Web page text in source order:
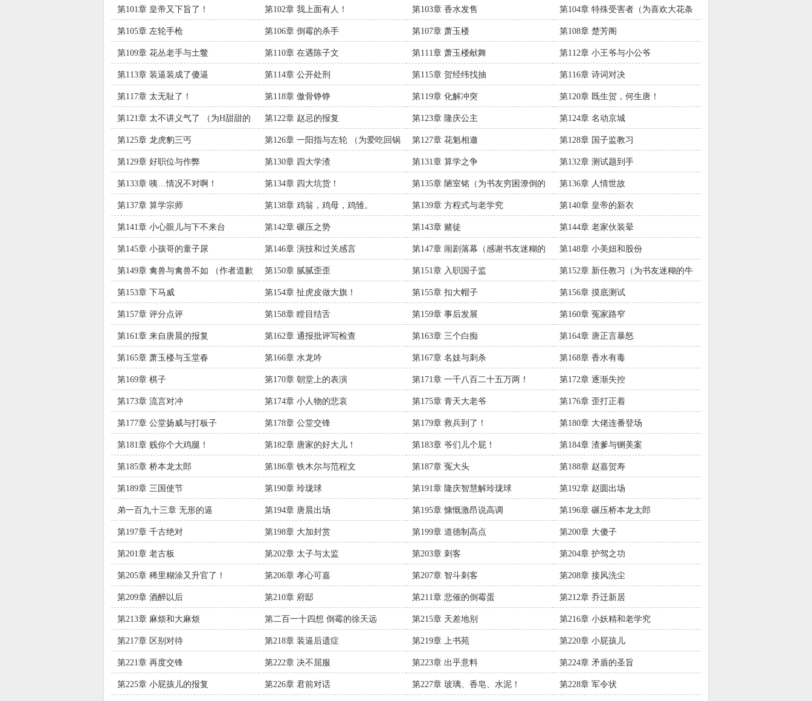
第101章 皇帝又下旨了！ 第102章 我上面有人！ 第103章 香水发售
第104章 特殊受害者（为喜欢大花条
的祖天坤加更）
第105章 左轮手枪 第106章 倒霉的杀手 第107章 萧玉楼 第108章 楚芳阁
第109章 花丛老手与土鳖 第110章 在遇陈子文 第111章 萧玉楼献舞 第112章 小王爷与小公爷
第113章 装逼装成了傻逼 第114章 公开处刑 第115章 贺经纬找抽 第116章 诗词对决
第117章 太无耻了！ 第118章 傲骨铮铮 第119章 化解冲突 第120章 既生贺，何生唐！
第121章 太不讲义气了 （为H甜甜的
爱H加更）
第122章 赵忌的报复 第123章 隆庆公主 第124章 名动京城
第125章 龙虎豹三丐
第126章 一阳指与左轮 （为爱吃回锅
肉片的齐海庆加更）
第127章 花魁相邀 第128章 国子监教习
第129章 好职位与作弊 第130章 四大学渣 第131章 算学之争 第132章 测试题到手
第133章 咦…情况不对啊！ 第134章 四大坑货！
第135章 陋室铭（为书友穷困潦倒的
自由加更）
第136章 人情世故
第137章 算学宗师 第138章 鸡翁，鸡母，鸡雏。 第139章 方程式与老学究 第140章 皇帝的新衣
第141章 小心眼儿与下不来台 第142章 碾压之势 第143章 赌徒 第144章 老家伙装晕
第145章 小孩哥的童子尿 第146章 演技和过关感言
第147章 闹剧落幕（感谢书友迷糊的
牛头，送的催更符！）
第148章 小美妞和股份
第149章 禽兽与禽兽不如 （作者道歉
了！）
第150章 腻腻歪歪 第151章 入职国子监
第152章 新任教习（为书友迷糊的牛
头加更！）
第153章 下马威 第154章 扯虎皮做大旗！ 第155章 扣大帽子 第156章 摸底测试
第157章 评分点评 第158章 瞠目结舌 第159章 事后发展 第160章 冤家路窄
第161章 来自唐晨的报复 第162章 通报批评写检查 第163章 三个白痴 第164章 唐正言暴怒
第165章 萧玉楼与玉堂春 第166章 水龙吟 第167章 名妓与刺杀 第168章 香水有毒
第169章 棋子 第170章 朝堂上的表演 第171章 一千八百二十五万两！ 第172章 逐渐失控
第173章 流言对冲 第174章 小人物的悲哀 第175章 青天大老爷 第176章 歪打正着
第177章 公堂扬威与打板子 第178章 公堂交锋 第179章 救兵到了！ 第180章 大佬连番登场
第181章 贱你个大鸡腿！ 第182章 唐家的好大儿！ 第183章 爷们儿个屁！ 第184章 渣爹与铡美案
第185章 桥本龙太郎 第186章 铁木尔与范程文 第187章 冤大头 第188章 赵嘉贺寿
第189章 三国使节 第190章 玲珑球 第191章 隆庆智慧解玲珑球 第192章 赵圆出场
弟一百九十三章 无形的逼 第194章 唐晨出场 第195章 慷慨激昂说高调 第196章 碾压桥本龙太郎
第197章 千古绝对 第198章 大加封赏 第199章 道德制高点 第200章 大傻子
第201章 老古板 第202章 太子与太监 第203章 刺客 第204章 护驾之功
第205章 稀里糊涂又升官了！ 第206章 孝心可嘉 第207章 智斗刺客 第208章 接风洗尘
第209章 酒醉以后 第210章 府邸 第211章 悲催的倒霉蛋 第212章 乔迁新居
第213章 麻烦和大麻烦 第二百一十四想 倒霉的徐天远 第215章 天差地别 第216章 小妖精和老学究
第217章 区别对待 第218章 装逼后遗症 第219章 上书苑 第220章 小屁孩儿
第221章 再度交锋 第222章 决不屈服 第223章 出乎意料 第224章 矛盾的圣旨
第225章 小屁孩儿的报复 第226章 君前对话 第227章 玻璃、香皂、水泥！ 第228章 军令状